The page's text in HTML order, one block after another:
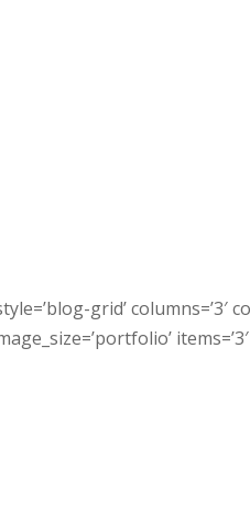
grid’ columns=’3′